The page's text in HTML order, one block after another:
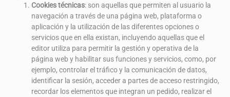
Cookies técnicas: son aquellas que permiten al usuario la
navegación a través de una página web, plataforma o
aplicación y la utilización de las diferentes opciones o
servicios que en ella existan, incluyendo aquellas que el
editor utiliza para permitir la gestión y operativa de la
página web y habilitar sus funciones y servicios, como, por
ejemplo, controlar el tráfico y la comunicación de datos,
identificar la sesión, acceder a partes de acceso restringido,
recordar los elementos que integran un pedido, realizar el